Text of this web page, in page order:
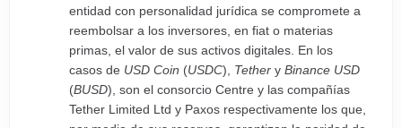
entidad con personalidad jurídica se compromete a
reembolsar a los inversores, en fiat o materias
primas, el valor de sus activos digitales. En los
casos de USD Coin (USDC), Tether yBinance USD
(BUSD), son el consorcio Centre y las compañías
Tether Limited Ltd y Paxos respectivamente los que,